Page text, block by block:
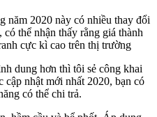
năm 2020 này có nhiều thay đổi
thể nhận thấy rằng giá thành
cực kì cao trên thị trường
dung hơn thì tôi sẻ công khai
cập nhật mới nhất 2020, bạn có
có thể chi trả.